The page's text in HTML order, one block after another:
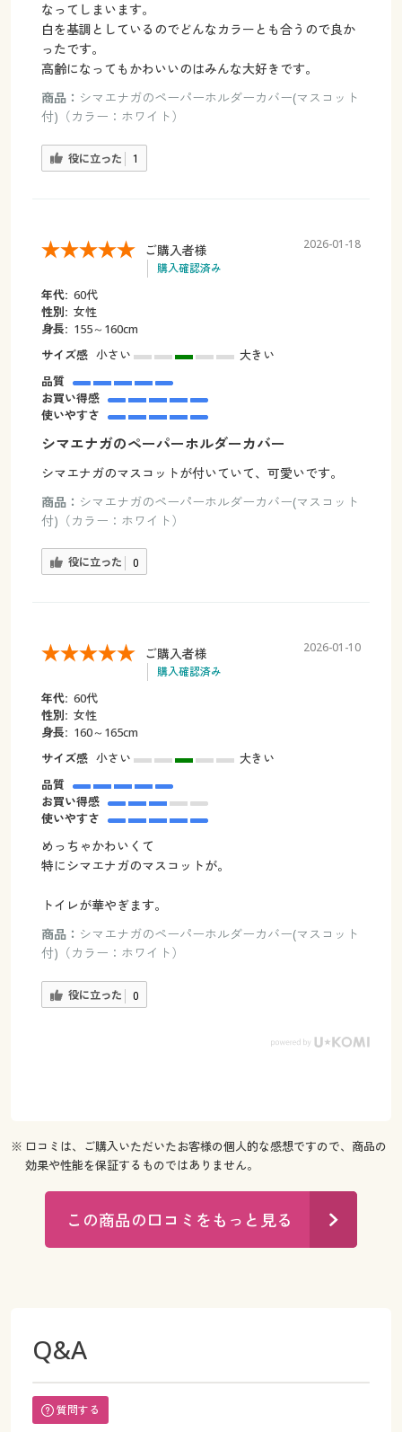
なってしまいます。
白を基調としているのでどんなカラーとも合うので良か
ったです。
高齢になってもかわいいのはみんな大好きです。
商品： シマエナガのペーパーホルダーカバー(マスコット
付)（カラー：ホワイト）
役に立った 1
ご購入者様
購入確認済み
2026-01-18
年代: 60代
性別: 女性
身長: 155～160cm
サイズ感 小さい
大きい
品質
お買い得感
使いやすさ
シマエナガのペーパーホルダーカバー
シマエナガのマスコットが付いていて、可愛いです。
商品： シマエナガのペーパーホルダーカバー(マスコット
付)（カラー：ホワイト）
役に立った 0
ご購入者様
購入確認済み
2026-01-10
年代: 60代
性別: 女性
身長: 160～165cm
サイズ感 小さい
大きい
品質
お買い得感
使いやすさ
めっちゃかわいくて
特にシマエナガのマスコットが。
トイレが華やぎます。
商品： シマエナガのペーパーホルダーカバー(マスコット
付)（カラー：ホワイト）
役に立った 0
※ 口コミは、ご購入いただいたお客様の個人的な感想ですので、商品の
効果や性能を保証するものではありません。
この商品の口コミをもっと見る
Q&A
質問する